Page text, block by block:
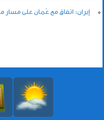
إيران: اتفاق مع عُمان على مسار